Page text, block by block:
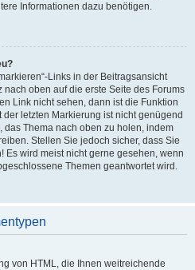
Informationen dazu benötigen.
Links in der Beitragsansicht
oben auf die erste Seite des Forums
Link nicht sehen, dann ist die Funktion
letzten Markierung ist nicht genügend
das Thema nach oben zu holen, indem
Stellen Sie jedoch sicher, dass Sie
Es wird meist nicht gerne gesehen, wenn
Themen geantwortet wird.
von HTML, die Ihnen weitreichende